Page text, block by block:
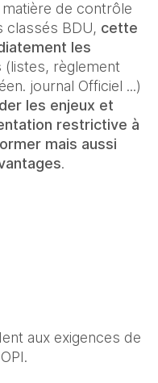
de contrôle
classés BDU, cette
les
(listes, règlement
les enjeux et
restrictive à
mais aussi
.
aux exigences de